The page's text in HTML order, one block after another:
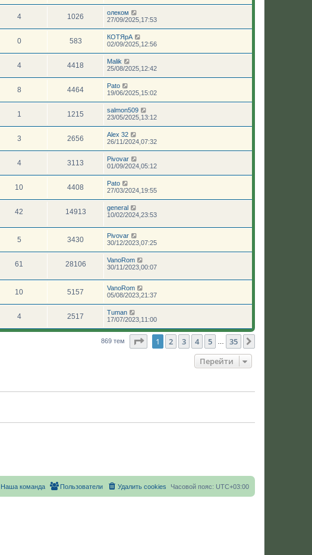
4 1026
олеком
27/09/2025,17:53
0 583
КОТЯрА
02/09/2025,12:56
4 4418
Malik
25/08/2025,12:42
8 4464
Pato
19/06/2025,15:02
1 1215
salmon509
23/05/2025,13:12
3 2656
Аlеx 32
26/11/2024,07:32
4 3113
Pivovar
01/09/2024,05:12
10 4408
Pato
27/03/2024,19:55
42 14913
general
10/02/2024,23:53
5 3430
Pivovar
30/12/2023,07:25
61 28106
VanoRom
30/11/2023,00:07
10 5157
VanoRom
05/08/2023,21:37
4 2517
Tuman
17/07/2023,11:00
869 тем Страница1 из 35
1 2 3 4 5 35
Перейти
Часовой пояс: UTC+03:00
Удалить cookies
Пользователи
Наша команда